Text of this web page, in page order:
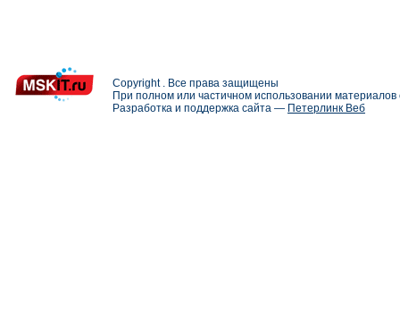
Copyright . Все права защищены
При полном или частичном использовании
Разработка и поддержка сайта — Петерлинк Веб